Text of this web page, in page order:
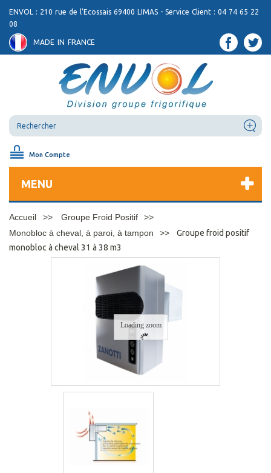
ENVOL : 210 rue de l'Ecossais 69400 LIMAS - Service Client : 04 74 65 22
08
MADE IN FRANCE
Mon Compte
MENU
Accueil
Groupe Froid Positif
Monobloc à cheval, à paroi, à tampon
Groupe froid positif
monobloc à cheval 31 à 38 m3
Loading zoom